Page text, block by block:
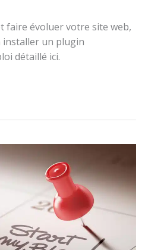
faire évoluer votre site web,
installer un plugin
détaillé ici.